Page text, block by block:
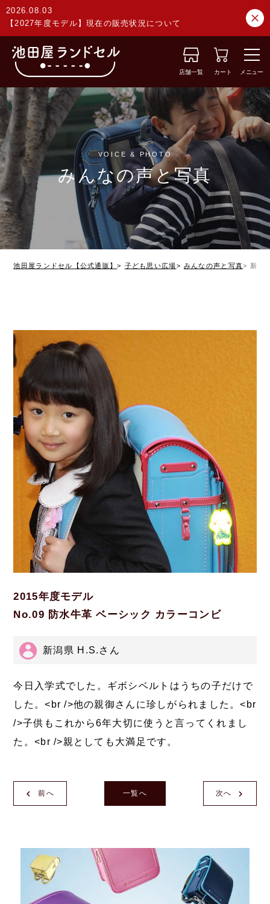
2026.08.03
【2027年度モデル】現在の販売状況について
店舗一覧 カート メニュー
VOICE & PHOTO
みんなの声と写真
池田屋ランドセル【公式通販】 子ども思い広場 みんなの声と写真 新潟
2015年度モデル
No.09 防水牛革 ベーシック カラーコンビ
新潟県 H.S.さん
今日入学式でした。ギボシベルトはうちの子だけで
した。<br />他の親御さんに珍しがられました。<br
/>子供もこれから6年大切に使うと言ってくれまし
た。<br />親としても大満足です。
前へ 次へ
一覧へ